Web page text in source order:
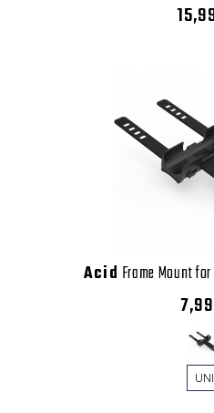
Acid Frame Mount
UNI